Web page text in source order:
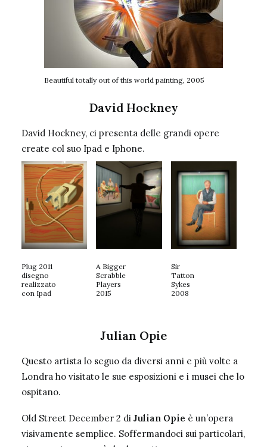
Beautiful totally out of this world painting, 2005
David Hockney
David Hockney, ci presenta delle grandi opere
create col suo Ipad e Iphone.
Plug 2011
disegno
realizzato
con Ipad
A Bigger
Scrabble
Players
2015
Sir
Tatton
Sykes
2008
Julian Opie
Questo artista lo seguo da diversi anni e più volte a
Londra ho visitato le sue esposizioni e i musei che lo
ospitano.
Old Street December 2 di Julian Opie è un’opera
visivamente semplice. Soffermandoci sui particolari,